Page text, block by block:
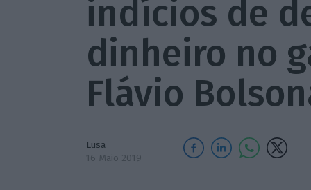
indícios de
dinheiro no
Flávio
Lusa
16 Maio 2019